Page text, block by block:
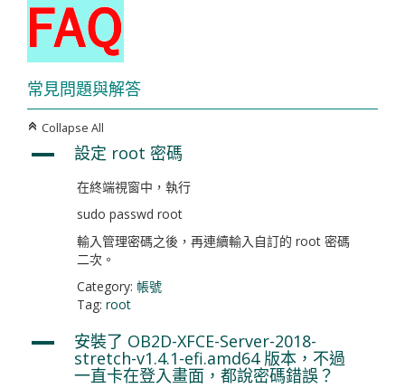
常見問題與解答
C Collapse All
A 設定 root 密碼
在終端視窗中，執行
sudo passwd root
輸入管理密碼之後，再連續輸入自訂的 root 密碼
二次。
Category: 帳號
Tag: root
A 安裝了 OB2D-XFCE-Server-2018-
stretch-v1.4.1-efi.amd64 版本，不過
一直卡在登入畫面，都說密碼錯誤？